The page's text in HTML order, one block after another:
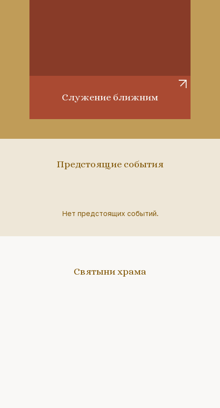
Служение ближним
Предстоящие события
Нет предстоящих событий.
Святыни храма